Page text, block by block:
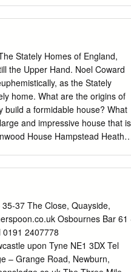
Vorschriften,
(Straße, Vermittlung Luft
Vorschriften, Unterstützung
Dokumente, Vermittlung von
Str. 2, 29664
74574 2 e-mail:
smith.de Vorwort
im PDF-Format bei,
Stately Homes of England,
the Upper Hand. Noel Coward
as the Stately
home. What are the origins of
build a formidable house? What
and impressive house that is
House Hampstead Heath
Style –Mid 18th C.
Arts and Crafts – 19th—early
Armour Weapons Library
terraced house Why are
wealth?? Is it our voyeuristic
a culture? Where did it all
A Celtic Chief’s Round
35-37 The Close, Quayside,
Osbournes Bar 61
0191 2407778
upon Tyne NE1 3DX Tel
– Grange Road, Newburn,